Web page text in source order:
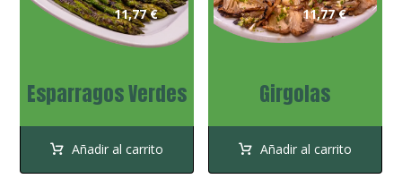
Esparragos Verdes
11,77€
Añadir al carrito
Girgolas
11,77€
Añadir al carrito